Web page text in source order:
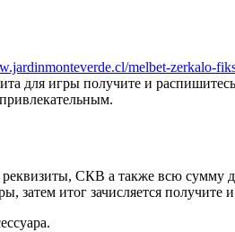
melbet-zerkalo-
для игры получите и
реквизиты, СКВ а также всю
затем итог зачисляется получите